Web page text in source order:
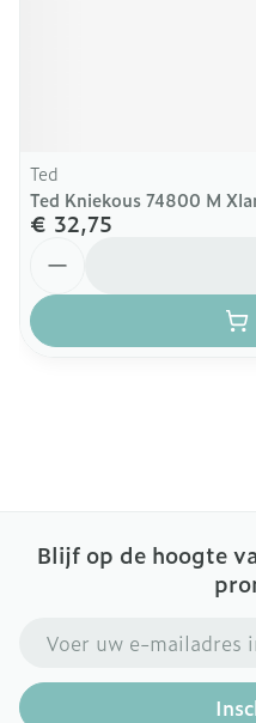
Ted
Ted Kniekous 74800 M
€ 32,75
Blijf op de hoogte